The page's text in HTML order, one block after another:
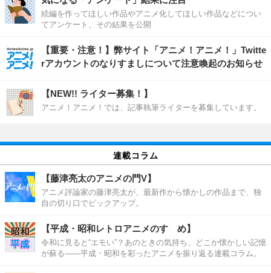
続編を作ってほしい作品やアニメ化してほしい作品などについ
てアンケート、その結果を公開
【重要・注意！】弊サイト「アニメ！アニメ！」Twitte
rアカウントのなりすましについて注意喚起のお知らせ
【NEW!! ライター募集！】
アニメ！アニメ！では、記事執筆ライターを募集しています。
連載コラム
【藤津亮太のアニメの門V】
アニメ評論家の藤津亮太が、最新作から懐かしの作品まで、独
自の切り口でピックアップ。
【平成・昭和レトロアニメのすゝめ】
令和に見ると“エモい”？あのときの気持ち、どこか懐かしい記憶
が蘇る――平成・昭和を彩ったアニメを振り返る連載コラム。